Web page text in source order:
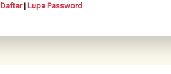
Daftar| Lupa Password